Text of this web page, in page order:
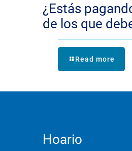
¿Estás
de los que
Read more
Hoario